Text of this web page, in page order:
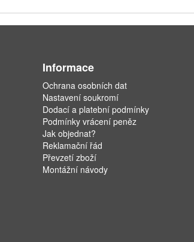
Informace
Ochrana osobních dat
Nastavení soukromí
Dodací a platební podmínky
Podmínky vrácení peněz
Jak objednat?
Reklamační řád
Převzetí zboží
Montážní návody